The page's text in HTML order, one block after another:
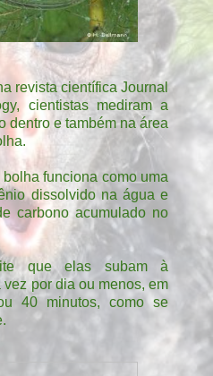
revista científica Journal
cientistas mediram a
dentro e também na área
funciona como uma
dissolvido na água e
carbono acumulado no
que elas subam à
por dia ou menos, em
40 minutos, como se